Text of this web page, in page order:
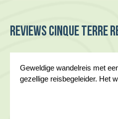
Reviews Cinque Terre
Geweldige wandelreis met
gezellige reisbegeleider. Het